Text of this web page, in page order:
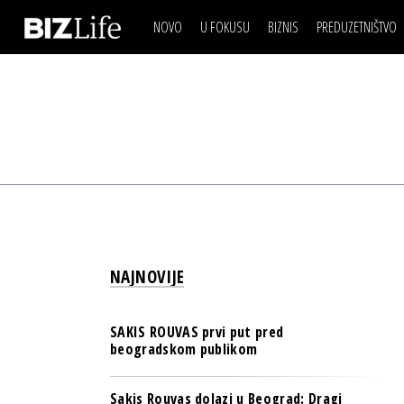
NOVO U FOKUSU BIZNIS
ESG & ENERGY
NOVO NA RAFU
PREDUZETNIŠTVO
IZJAVA DANABIZNIS SCENA
NAJNOVIJE
SAKIS ROUVAS prvi put pred
beogradskom publikom
Sakis Rouvas dolazi u Beograd: Dragi